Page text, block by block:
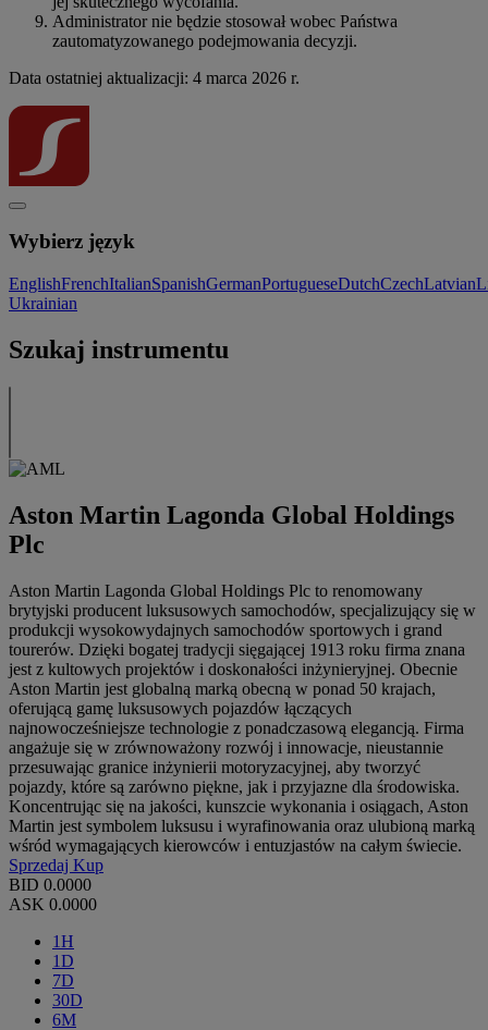
Administrator nie będzie stosował wobec Państwa
zautomatyzowanego podejmowania decyzji.
Data ostatniej aktualizacji: 4 marca 2026 r.
Wybierz język
EnglishFrenchItalianSpanishGermanPortugueseDutchCzechLatvian
Ukrainian
Szukaj instrumentu
Aston Martin Lagonda Global Holdings
Plc
Aston Martin Lagonda Global Holdings Plc to renomowany
brytyjski producent luksusowych samochodów, specjalizujący się w
produkcji wysokowydajnych samochodów sportowych i grand
tourerów. Dzięki bogatej tradycji sięgającej 1913 roku firma znana
jest z kultowych projektów i doskonałości inżynieryjnej. Obecnie
Aston Martin jest globalną marką obecną w ponad 50 krajach,
oferującą gamę luksusowych pojazdów łączących
najnowocześniejsze technologie z ponadczasową elegancją. Firma
angażuje się w zrównoważony rozwój i innowacje, nieustannie
przesuwając granice inżynierii motoryzacyjnej, aby tworzyć
pojazdy, które są zarówno piękne, jak i przyjazne dla środowiska.
Koncentrując się na jakości, kunszcie wykonania i osiągach, Aston
Martin jest symbolem luksusu i wyrafinowania oraz ulubioną marką
wśród wymagających kierowców i entuzjastów na całym świecie.
Sprzedaj Kup
BID 0.0000
ASK 0.0000
1H
1D
7D
30D
6M